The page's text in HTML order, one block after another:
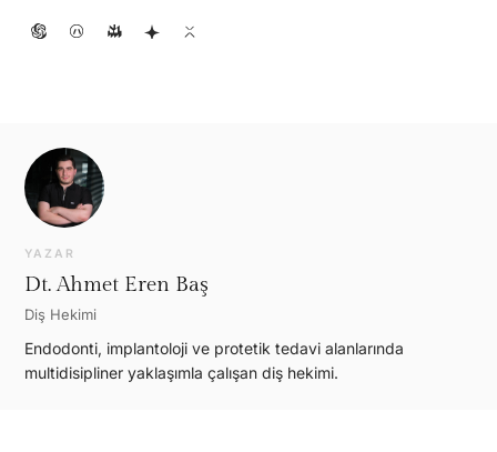
YAZAR
Dt. Ahmet Eren Baş
Diş Hekimi
Endodonti, implantoloji ve protetik tedavi alanlarında
multidisipliner yaklaşımla çalışan diş hekimi.